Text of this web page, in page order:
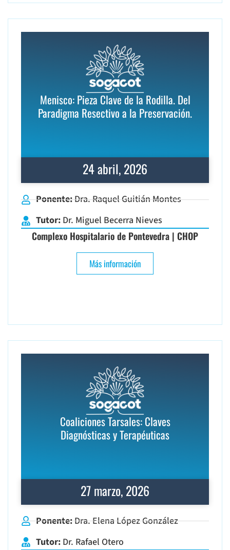
Menisco: Pieza Clave de la Rodilla. Del
Paradigma Resectivo a la Preservación.
24 abril, 2026
Ponente:Dra. Raquel Guitián Montes
Tutor: Dr. Miguel Becerra Nieves
Complexo Hospitalario de Pontevedra | CHOP
Más información
Coaliciones Tarsales: Claves
Diagnósticas y Terapéuticas
27 marzo, 2026
Ponente:Dra. Elena López González
Tutor: Dr. Rafael Otero